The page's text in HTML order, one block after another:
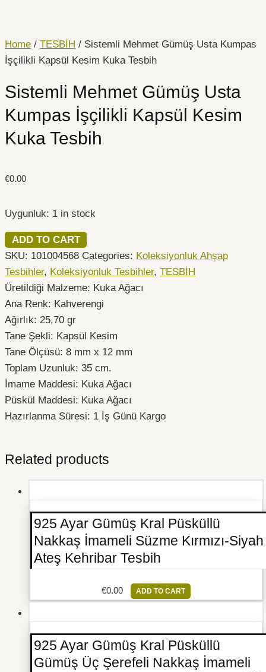
Home / TESBİH / Sistemli Mehmet Gümüş Usta Kumpas
İşçilikli Kapsül Kesim Kuka Tesbih
Sistemli Mehmet Gümüş Usta
Kumpas İşçilikli Kapsül Kesim
Kuka Tesbih
€0.00
Uygunluk: 1 in stock
Gümüş
Usta
İşçilikli
Kesim
Kuka
ADD TO CART
SKU: 101004568 Categories: Koleksiyonluk Ahşap
Tesbihler, Koleksiyonluk Tesbihler, TESBİH
Üretildiği Malzeme: Kuka Ağacı
Ana Renk: Kahverengi
Ağırlık: 25,70 gr
Tane Şekli: Kapsül Kesim
Tane Ölçüsü: 8 mm x 12 mm
Toplam Uzunluk: 35 cm.
İmame Maddesi: Kuka Ağacı
Püskül Maddesi: Kuka Ağacı
Hazırlanma Süresi: 1 İş Günü Kargo
Related products
925 Ayar Gümüş Kral Püsküllü
Nakkaş İmameli Süzme Kırmızı-Siyah
Ateş Kehribar Tesbih
€0.00 ADD TO CART
925 Ayar Gümüş Kral Püsküllü
Gümüş Üç Şerefeli Nakkaş İmameli